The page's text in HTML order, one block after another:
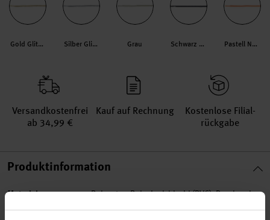
Gold Glitzernd Silber Glitzernd Grau Schwarz Glitzernd Pastell Neon
Versand­kosten­frei
ab 34,99 €
Kauf auf Rechnung
Kosten­lose Filial­
rückgabe
Produktinformation
Material Polyester, Polyvinylchlorid (PVC), Drucksachen